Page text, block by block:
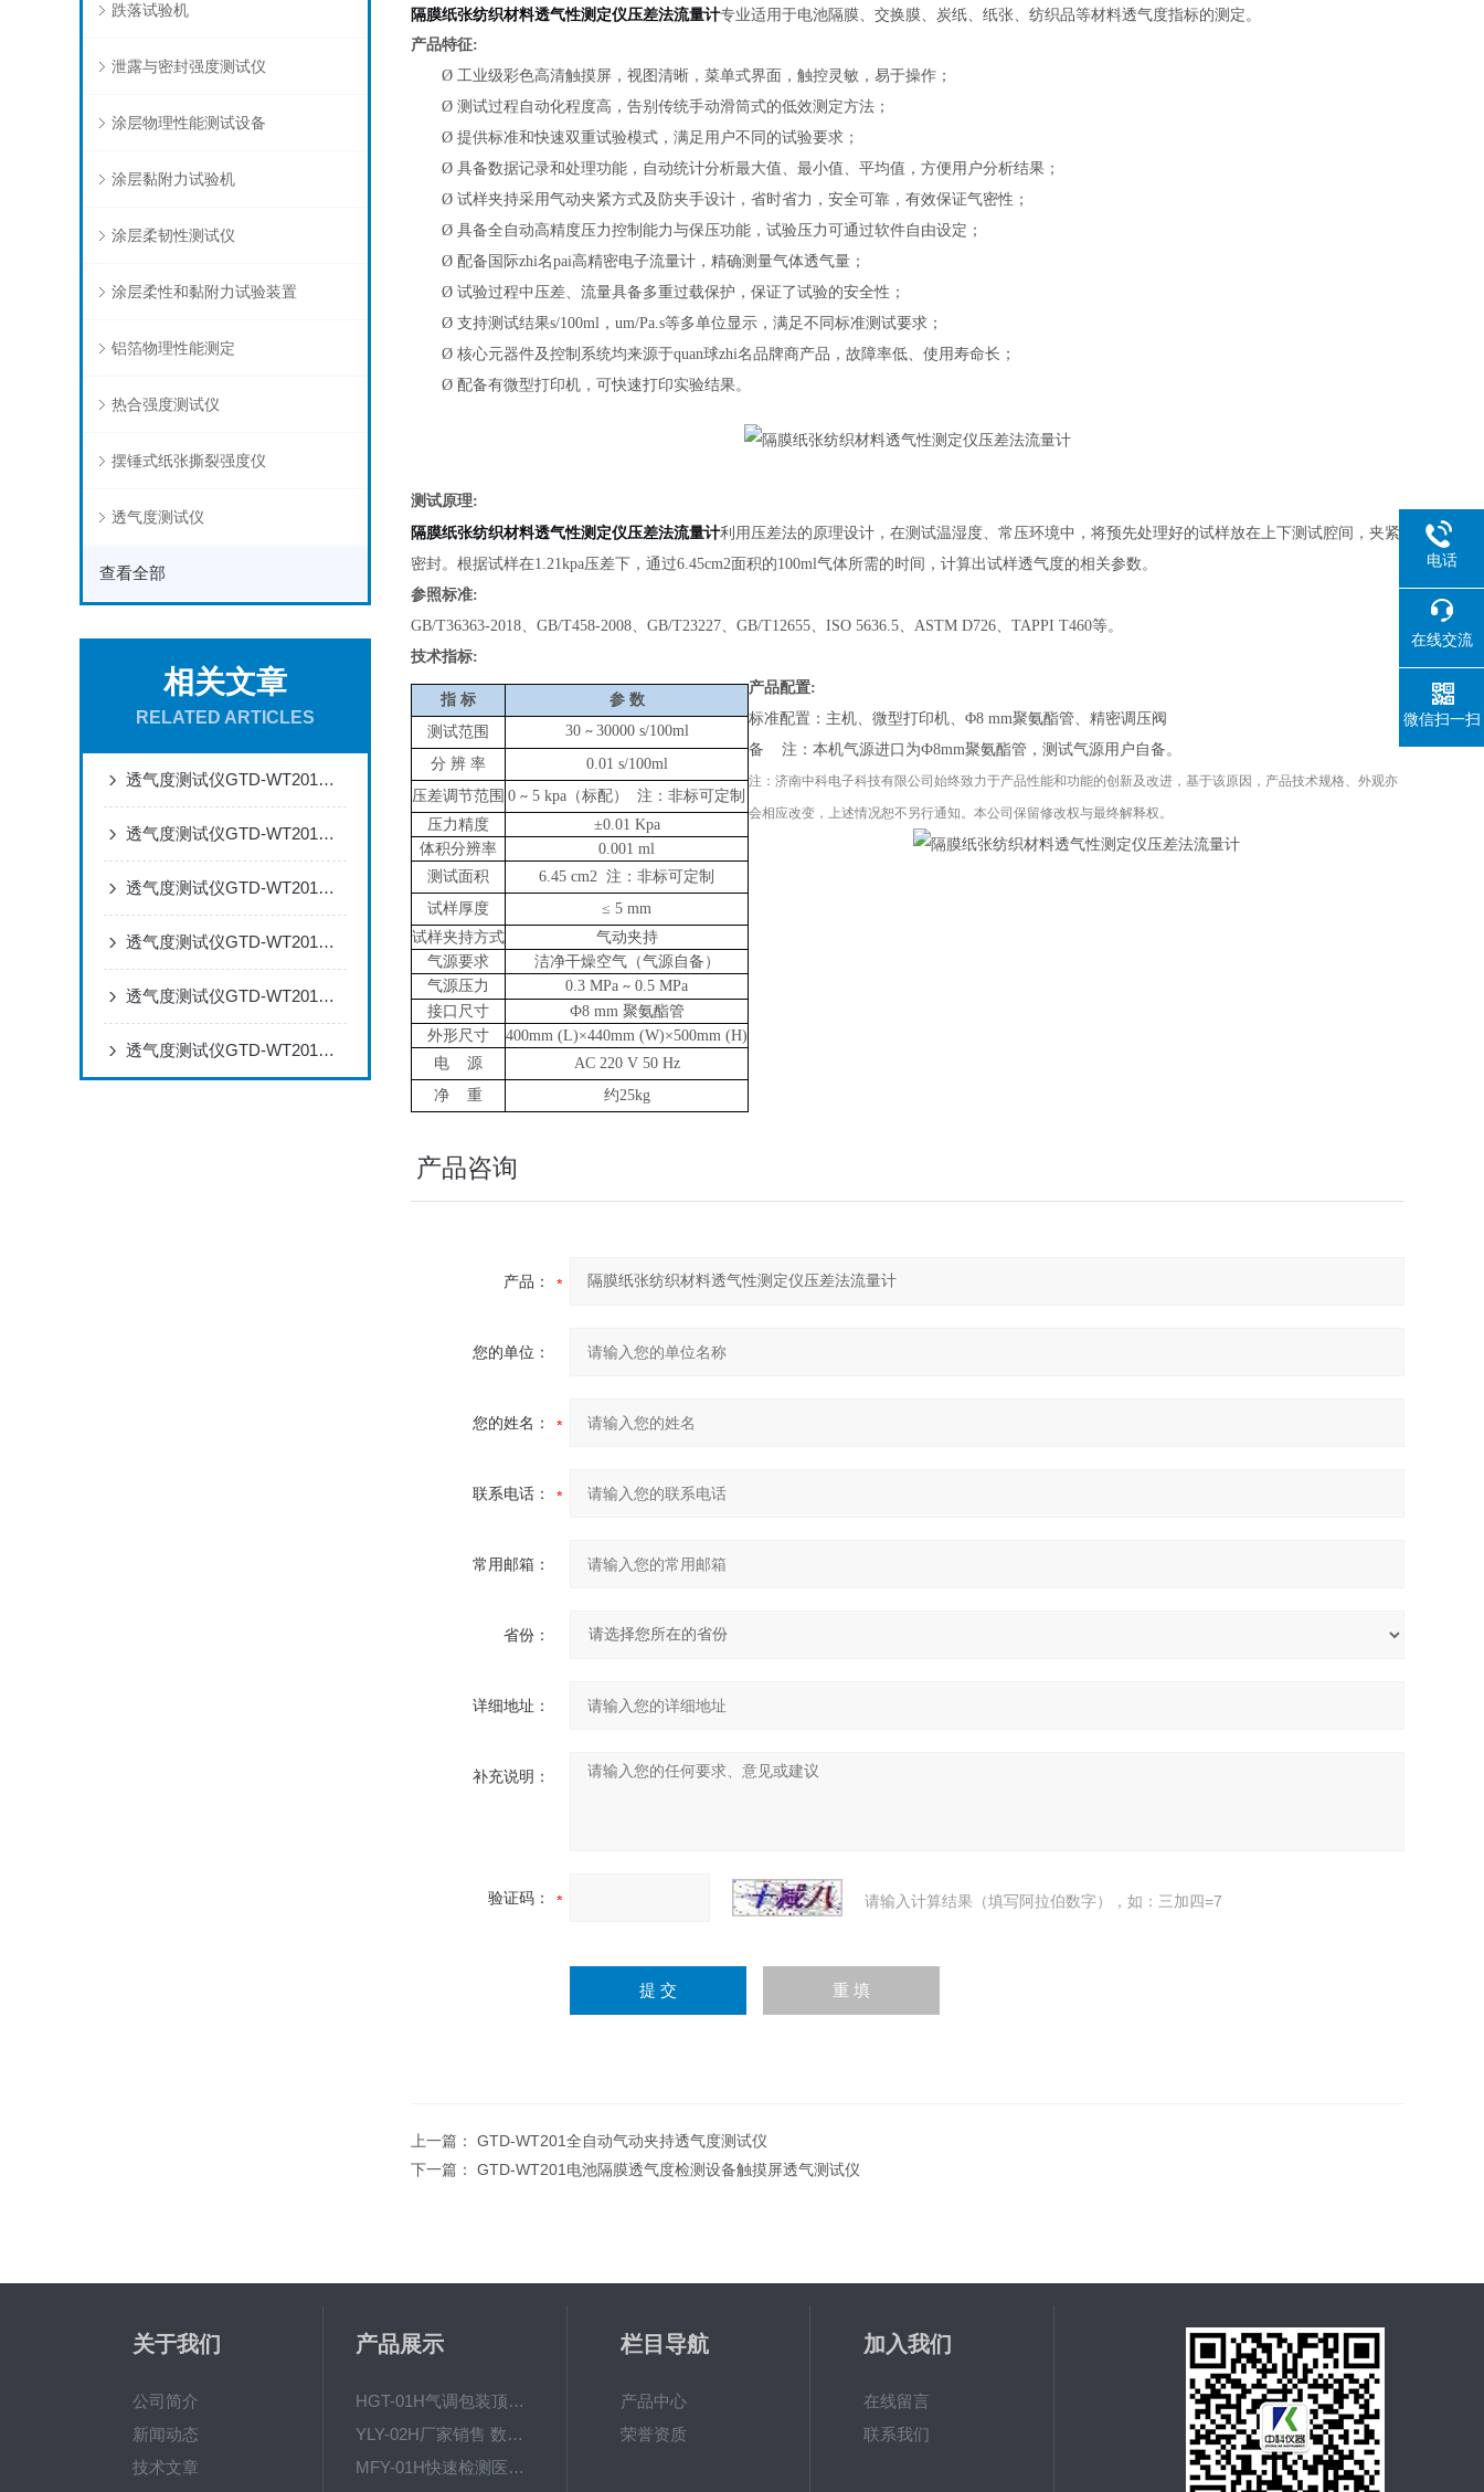
跌落试验机
泄露与密封强度测试仪
涂层物理性能测试设备
涂层黏附力试验机
涂层柔韧性测试仪
涂层柔性和黏附力试验装置
铝箔物理性能测定
热合强度测试仪
摆锤式纸张撕裂强度仪
透气度测试仪
查看全部
相关文章
RELATED ARTICLES
透气度测试仪GTD-WT201：基于压差法的材料透气性能精准测定方案
透气度测试仪GTD-WT201在造纸工艺优化中的应用方案
透气度测试仪GTD-WT201在动力电池隔膜在线监测的应用方案
透气度测试仪GTD-WT201在医用包装材料阻隔性验证中的应用方案
透气度测试仪GTD-WT201在特种滤材性能评估中的应用方案
透气度测试仪GTD-WT201在燃料电池气体扩散层研发中的应用方案
隔膜纸张纺织材料透气性测定仪压差法流量计专业适用于电池隔膜、交换膜、炭纸、纸张、纺织品等材料透气度指标的测定。
产品特征:
Ø 工业级彩色高清触摸屏，视图清晰，菜单式界面，触控灵敏，易于操作；
Ø 测试过程自动化程度高，告别传统手动滑筒式的低效测定方法；
Ø 提供标准和快速双重试验模式，满足用户不同的试验要求；
Ø 具备数据记录和处理功能， 自动统计分析最大值、最小值、平均值，方便用户分析结果；
Ø 试样夹持采用气动夹紧方式及防夹手设计，省时省力，安全可靠，有效保证气密性；
Ø 具备全自动高精度压力控制能力与保压功能，试验压力可通过软件自由设定；
Ø 配备国际zhi名pai高精密电子流量计，精确测量气体透气量；
Ø 试验过程中压差、流量具备多重过载保护，保证了试验的安全性；
Ø 支持测试结果s/100ml，um/Pa.s等多单位显示，满足不同标准测试要求；
Ø 核心元器件及控制系统均来源于quan球zhi名品牌商产品，故障率低、使用寿命长；
Ø 配备有微型打印机，可快速打印实验结果。
测试原理:
隔膜纸张纺织材料透气性测定仪压差法流量计利用压差法的原理设计，在测试温湿度、常压环境中，将预先处理好的试样放在上下测试腔间，夹紧
密封。根据试样在1.21kpa压差下，通过6.45cm2面积的100ml气体所需的时间，计算出试样透气度的相关参数。
参照标准:
GB/T36363-2018、GB/T458-2008、GB/T23227、GB/T12655、ISO 5636.5、ASTM D726、TAPPI T460等。
技术指标:
指 标 参 数
测试范围
30 ~ 30000 s/100ml
分 辨 率
0.01 s/100ml
压差调节范围 0 ~ 5 kpa （标配）
注：非标可定制
压力精度
±0.01 Kpa
体积分辨率
0.001 ml
测试面积
6.45 cm2 注：非标可定制
试样厚度
≤ 5 mm
试样夹持方式
气动夹持
气源要求
洁净干燥空气（气源自备）
气源压力
0.3 MPa ~ 0.5 MPa
接口尺寸
Ф8 mm 聚氨酯管
外形尺寸
400mm (L)×440mm (W)×500mm (H)
电
源
AC 220 V 50 Hz
净
重 约25kg
产品配置:
标准配置： 主机、微型打印机、 Φ8 mm聚氨酯管、精密调压阀
备
注：本机气源进口为Ф8mm聚氨酯管，测试气源用户自备。
注： 济南中科电子科技有限公司 始终致力于产品性能和功能的创新及改进，基于该原因，产品技术规格、外观亦
会相应改变，上述情况恕不另行通知。本公司保留修改权与最终解释权。
产品咨询
产品：
您的单位：
您的姓名：
联系电话：
常用邮箱：
省份：
详细地址：
补充说明：
验证码： 请输入计算结果（填写阿拉伯数字），如：三加四=7
上一篇： GTD-WT201全自动气动夹持透气度测试仪
下一篇： GTD-WT201电池隔膜透气度检测设备触摸屏透气测试仪
关于我们
公司简介
新闻动态
技术文章
产品展示
HGT-01H气调包装顶空气体分析仪
YLY-02H厂家销售 数显屏偏光应力仪
MFY-01H快速检测‌医药玻璃容器密封试验仪支持定制
栏目导航
产品中心
荣誉资质
加入我们
在线留言
联系我们
电话
在线交流
微信扫一扫